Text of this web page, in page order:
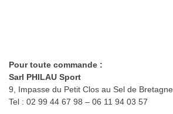
Pour toute commande :
Sarl PHILAU Sport
9, Impasse du Petit Clos au Sel de Bretagne
Tel : 02 99 44 67 98 – 06 11 94 03 57